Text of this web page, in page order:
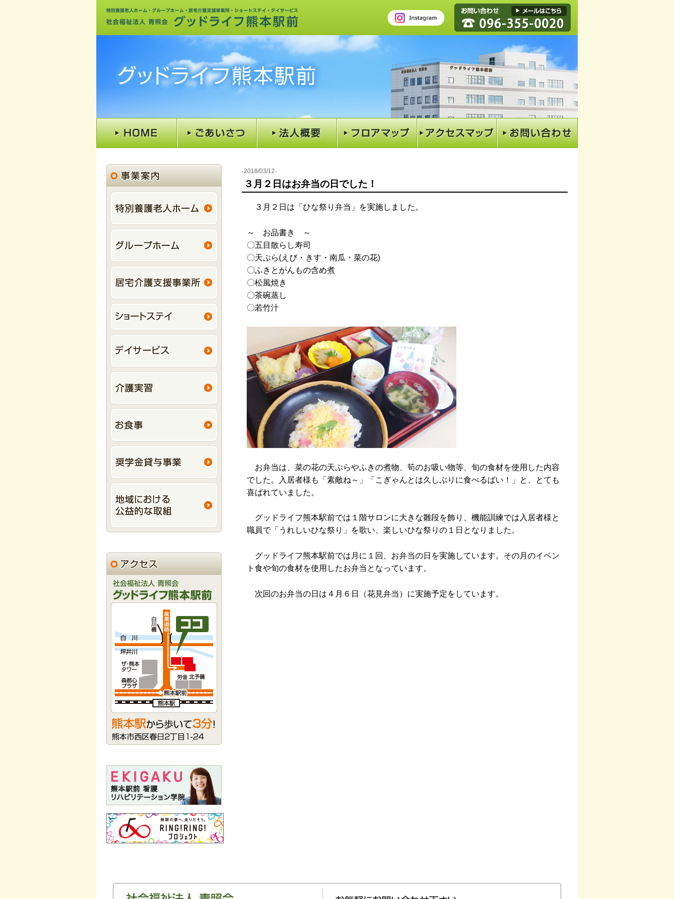
2018/03/12
３月２日はお弁当の日でした！
３月２日は「ひな祭り弁当」を実施しました。
～ お品書き ～
〇五目散らし寿司
〇天ぷら(えび・きす・南瓜・菜の花)
〇ふきとがんもの含め煮
〇松風焼き
〇茶碗蒸し
〇若竹汁
お弁当は、菜の花の天ぷらやふきの煮物、筍のお吸い物等、旬の食材を使用した内容
でした。入居者様も「素敵ね～」「こぎゃんとは久しぶりに食べるばい！」と、とても
喜ばれていました。
グッドライフ熊本駅前では１階サロンに大きな雛段を飾り、機能訓練では入居者様と
職員で「うれしいひな祭り」を歌い、楽しいひな祭りの１日となりました。
グッドライフ熊本駅前では月に１回、お弁当の日を実施しています。その月のイベン
ト食や旬の食材を使用したお弁当となっています。
次回のお弁当の日は４月６日（花見弁当）に実施予定をしています。